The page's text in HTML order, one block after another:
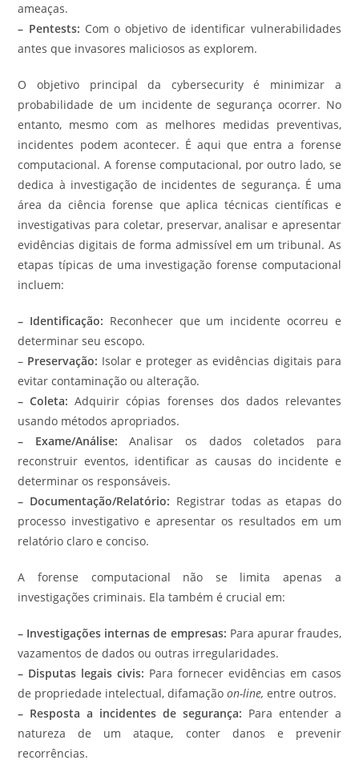
ameaças.
– Pentests: Com o objetivo de identificar vulnerabilidades
antes que invasores maliciosos as explorem.
O objetivo principal da cybersecurity é minimizar a
probabilidade de um incidente de segurança ocorrer. No
entanto, mesmo com as melhores medidas preventivas,
incidentes podem acontecer. É aqui que entra a forense
computacional. A forense computacional, por outro lado, se
dedica à investigação de incidentes de segurança. É uma
área da ciência forense que aplica técnicas científicas e
investigativas para coletar, preservar, analisar e apresentar
evidências digitais de forma admissível em um tribunal. As
etapas típicas de uma investigação forense computacional
incluem:
– Identificação: Reconhecer que um incidente ocorreu e
determinar seu escopo.
– Preservação: Isolar e proteger as evidências digitais para
evitar contaminação ou alteração.
– Coleta: Adquirir cópias forenses dos dados relevantes
usando métodos apropriados.
– Exame/Análise: Analisar os dados coletados para
reconstruir eventos, identificar as causas do incidente e
determinar os responsáveis.
– Documentação/Relatório: Registrar todas as etapas do
processo investigativo e apresentar os resultados em um
relatório claro e conciso.
A forense computacional não se limita apenas a
investigações criminais. Ela também é crucial em:
– Investigações internas de empresas: Para apurar fraudes,
vazamentos de dados ou outras irregularidades.
– Disputas legais civis: Para fornecer evidências em casos
de propriedade intelectual, difamaçãoon-line,entre outros.
– Resposta a incidentes de segurança: Para entender a
natureza de um ataque, conter danos e prevenir
recorrências.